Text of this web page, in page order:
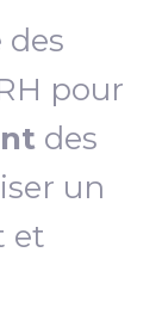
des
pour
des
un
et